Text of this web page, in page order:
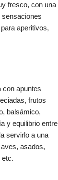
fresco, con una
sensaciones
aperitivos,
con apuntes
frutos
balsámico,
y equilibrio entre
servirlo a una
asados,
etc.